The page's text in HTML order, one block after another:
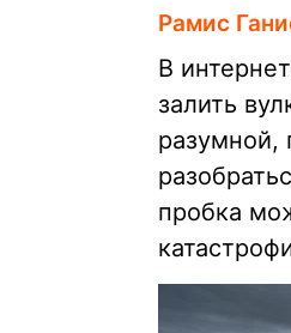
Рамис
В
залить
разумной,
пробка